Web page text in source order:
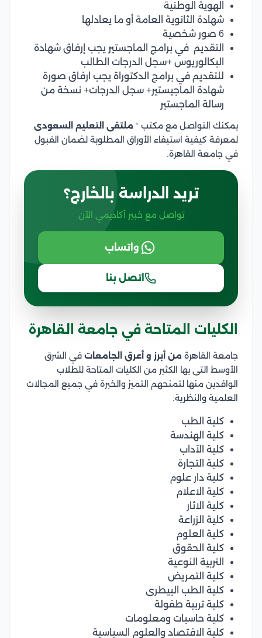
الهوية الوطنية
شهادة الثانوية العامة أو ما يعادلها
6 صور شخصية
التقديم في برامج الماجستير يجب إرفاق شهادة
البكالوريوس +سجل الدرجات الطالب
للتقديم في برامج الدكتوراة يجب ارفاق صورة
شهادة الماجيستير+ سجل الدرجات+ نسخة من
رسالة الماجستير
يمكنك التواصل مع مكتب “ ملتقى التعليم السعودى
لمعرفة كيفية استيفاء الأوراق المطلوبة لضمان القبول
في جامعة القاهرة.
تريد الدراسة بالخارج؟
تواصل مع خبير أكاديمي الآن
واتساب
اتصل بنا
الكليات المتاحة في جامعة القاهرة
جامعة القاهرة من أبرز و أعرق الجامعات في الشرق
الأوسط التى بها الكثير من الكليات المتاحة للطلاب
الوافدين منها لتمنحهم التميز والخبرة في جميع المجالات
العلمية والنظرية:
كلية الطب
كلية الهندسة
كلية الآداب
كلية التجارة
كلية دار علوم
كلية الاعلام
كلية الاثار
كلية الزراعة
كلية العلوم
كلية الحقوق
التربية النوعية
كلية التمريض
كلية الطب البيطرى
كلية تربية طفولة
كلية حاسبات ومعلومات
كلية الاقتصاد والعلوم السياسية